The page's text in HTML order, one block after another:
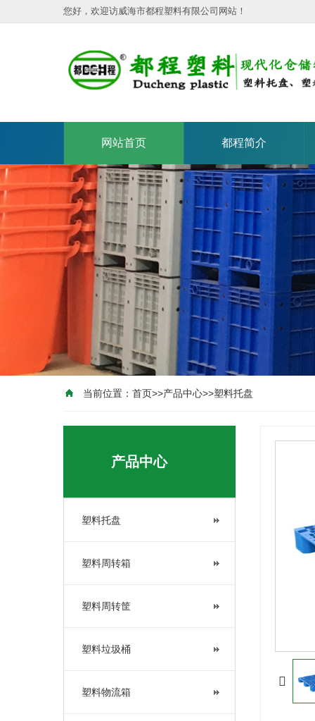
您好，欢迎访威海市都程塑料有限公司网站！
网站首页 都程简介
当前位置： 首页>>产品中心>>塑料托盘
产品中心
塑料托盘
塑料周转箱
塑料周转筐
塑料垃圾桶
塑料物流箱